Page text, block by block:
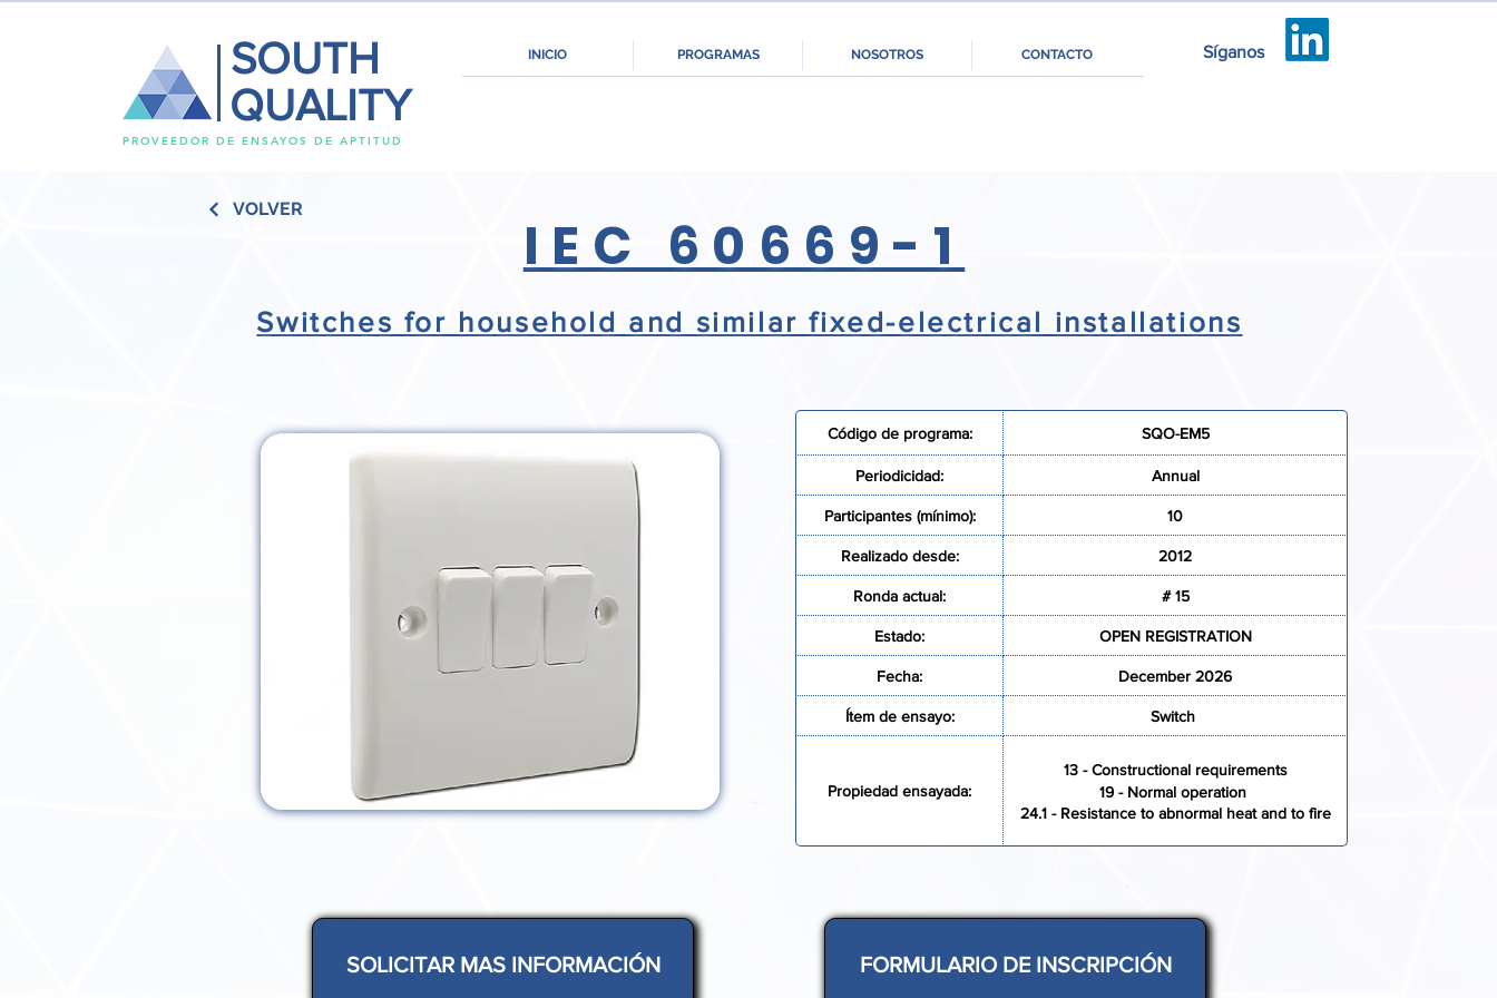
PROVEEDOR DE ENSAYOS DE APTITUD
SOUTH
QUALITY
INICIO PROGRAMAS NOSOTROS CONTACTO Síganos
IEC 60669-1
VOLVER
Switches for household and similar fixed-electrical installations
Código de programa: SQO-EM5
Periodicidad: Annual
Participantes (mínimo): 10
Realizado desde: 2012
Ronda actual: # 15
Estado: OPEN REGISTRATION
Fecha: December 2026
Ítem de ensayo: Switch
Propiedad ensayada:
13 - Constructional requirements
19 - Normal operation
24.1 - Resistance to abnormal heat and to fire
SOLICITAR MAS INFORMACIÓN FORMULARIO DE INSCRIPCIÓN